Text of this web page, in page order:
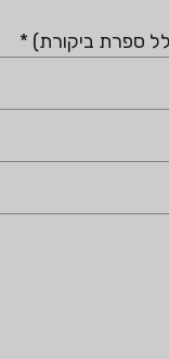
ספרת ביקורת) *